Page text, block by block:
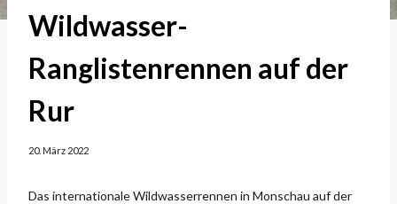
Wildwasser-
Ranglistenrennen auf der
Rur
20. März 2022
Das internationale Wildwasserrennen in Monschau auf der